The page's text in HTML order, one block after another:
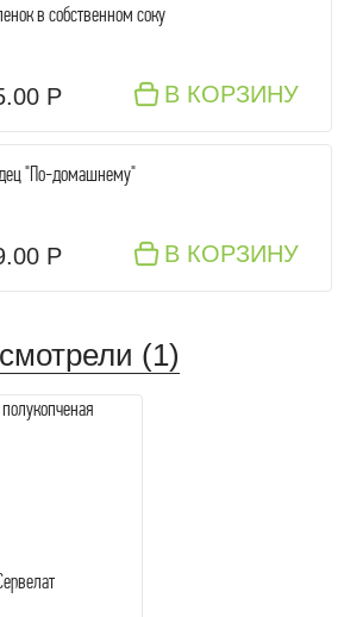
в собственном соку
Р В КОРЗИНУ
"По-домашнему"
Р В КОРЗИНУ
(1)